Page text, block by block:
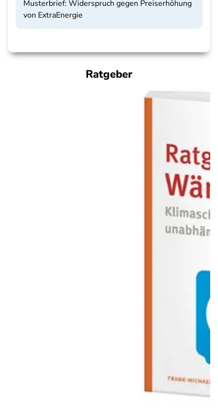
Musterbrief: Widerspruch gegen Preiserhöhung
von ExtraEnergie
Ratgeber